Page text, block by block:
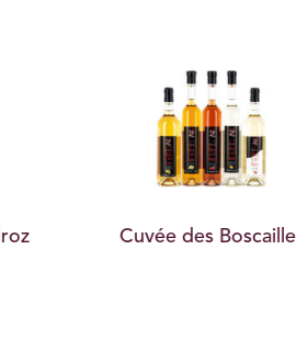
Cuvée des Boscailles